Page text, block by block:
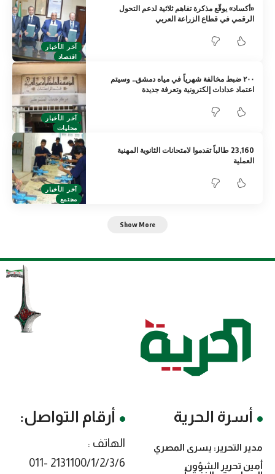
آخر الأخبار
اقتصاد
«أكساد» يوقّع مذكرة تفاهم ثلاثية لدعم التحول
الرقمي في قطاع الزراعة العربي
آخر الأخبار
محليات
٢٠٠ ضبط مخالفة شهرياً في مياه دمشق.. وسيتم
اعتماد عدادات إلكترونية وتعرفة جديدة
آخر الأخبار
مجتمع
23,160 طالباً تقدموا لامتحانات الثانوية المهنية
العملية
Show More
أسرة الحرية
مدير التحرير: يسرى المصري
أمين تحرير الشؤون
أرقام التواصل:
الهاتف :
2131100/1/2/3/6 -011